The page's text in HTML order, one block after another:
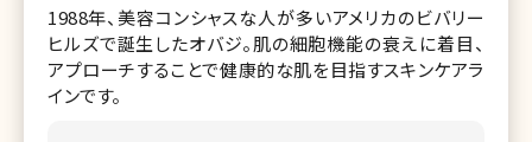
1988年、美容コンシャスな人が多いアメリカのビバリー
ヒルズで誕生したオバジ。肌の細胞機能の衰えに着目、
アプローチすることで健康的な肌を目指すスキンケアラ
インです。